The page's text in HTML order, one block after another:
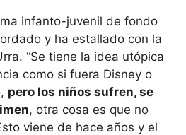
infanto-juvenil de fondo
y ha estallado con la
“Se tiene la idea utópica
como si fuera Disney o
pero los niños sufren, se
, otra cosa es que no
viene de hace años y el